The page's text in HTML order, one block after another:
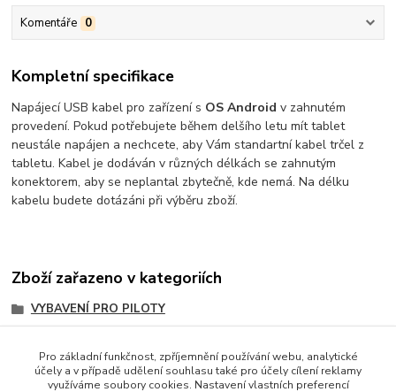
Komentáře 0
Kompletní specifikace
Napájecí USB kabel pro zařízení s OS Android v zahnutém
provedení. Pokud potřebujete během delšího letu mít tablet
neustále napájen a nechcete, aby Vám standartní kabel trčel z
tabletu. Kabel je dodáván v různých délkách se zahnutým
konektorem, aby se neplantal zbytečně, kde nemá. Na délku
kabelu budete dotázáni při výběru zboží.
Zboží zařazeno v kategoriích
VYBAVENÍ PRO PILOTY
Kabely
Pro základní funkčnost, zpříjemnění používání webu, analytické
účely a v případě udělení souhlasu také pro účely cílení reklamy
využíváme soubory cookies. Nastavení vlastních preferencí